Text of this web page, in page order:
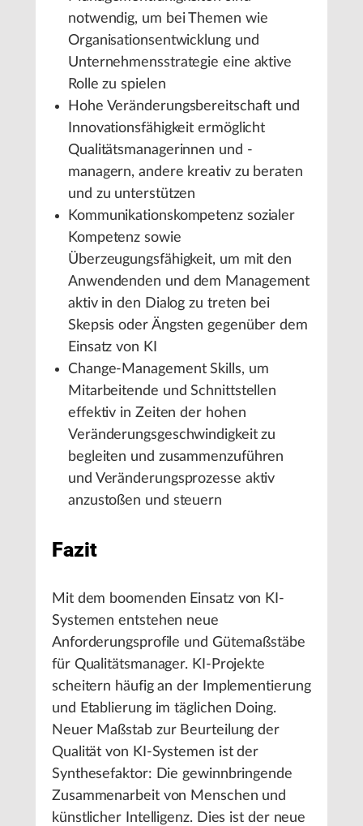
notwendig, um bei Themen wie
Organisationsentwicklung und
Unternehmensstrategie eine aktive
Rolle zu spielen
Hohe Veränderungsbereitschaft und
Innovationsfähigkeit ermöglicht
Qualitätsmanagerinnen und -
managern, andere kreativ zu beraten
und zu unterstützen
Kommunikationskompetenz sozialer
Kompetenz sowie
Überzeugungsfähigkeit, um mit den
Anwendenden und dem Management
aktiv in den Dialog zu treten bei
Skepsis oder Ängsten gegenüber dem
Einsatz von KI
Change-Management Skills, um
Mitarbeitende und Schnittstellen
effektiv in Zeiten der hohen
Veränderungsgeschwindigkeit zu
begleiten und zusammenzuführen
und Veränderungsprozesse aktiv
anzustoßen und steuern
Fazit
Mit dem boomenden Einsatz von KI-
Systemen entstehen neue
Anforderungsprofile und Gütemaßstäbe
für Qualitätsmanager. KI-Projekte
scheitern häufig an der Implementierung
und Etablierung im täglichen Doing.
Neuer Maßstab zur Beurteilung der
Qualität von KI-Systemen ist der
Synthesefaktor: Die gewinnbringende
Zusammenarbeit von Menschen und
künstlicher Intelligenz. Dies ist der neue